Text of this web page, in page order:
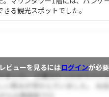
る観光スポットでした。
ビューを見るにはログインが必